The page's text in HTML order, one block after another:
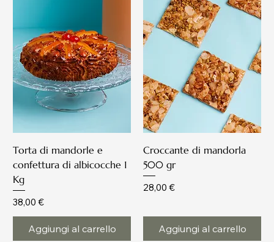
Torta di mandorle e
confettura di albicocche 1
Kg
Prezzo
38,00 €
Aggiungi al carrello
Croccante di mandorla
500 gr
Prezzo
28,00 €
Aggiungi al carrello